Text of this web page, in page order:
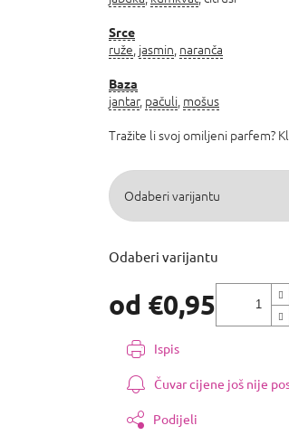
od €0,95
cijenu:
Odaberi varijantu
Srce
ruže jasmin naranča
Baza
jantar, pačuli mošus
Tražite li svoj omiljeni parfem?
Ispis
Čuvar cijene još nije
Podijeli